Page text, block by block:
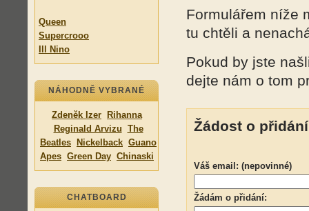
Queen
Supercrooo
Ill Nino
NÁHODNĚ VYBRANÉ
Zdeněk Izer
Rihanna
Reginald Arvizu The
Beatles
Nickelback Guano
Apes Green Day Chinaski
CHATBOARD
Formulářem níže
tu chtěli a
Pokud by jste
dejte nám o tom
Žádost o
Váš email: (nepovinné)
Žádám o přidání: